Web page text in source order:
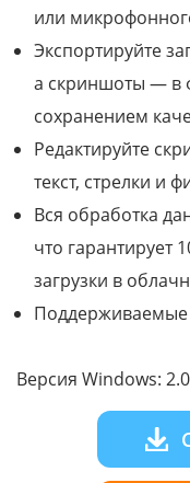
или
Экспортируйте
а скриншоты — в
сохранением
Редактируйте
текст, стрелки и
Вся обработка
что гарантирует
загрузки в
Версия Windows: